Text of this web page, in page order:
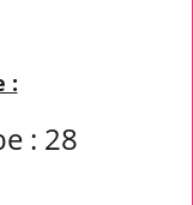
:
: 28